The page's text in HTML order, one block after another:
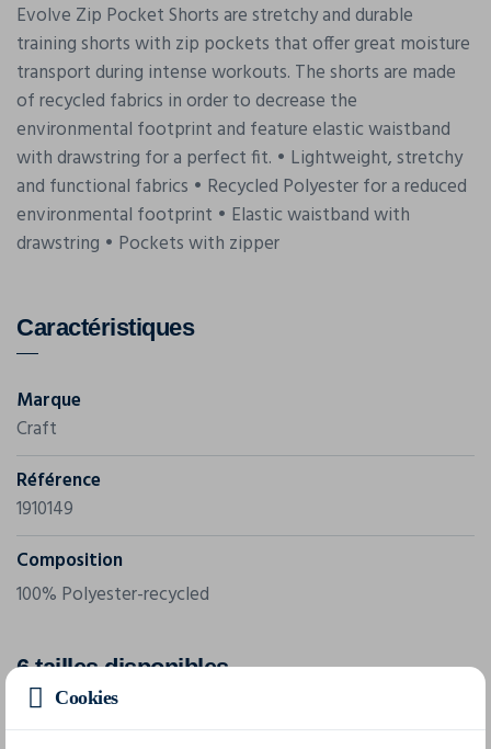
Evolve Zip Pocket Shorts are stretchy and durable
training shorts with zip pockets that offer great moisture
transport during intense workouts. The shorts are made
of recycled fabrics in order to decrease the
environmental footprint and feature elastic waistband
with drawstring for a perfect fit. • Lightweight, stretchy
and functional fabrics • Recycled Polyester for a reduced
environmental footprint • Elastic waistband with
drawstring • Pockets with zipper
Caractéristiques
Marque
Craft
Référence
1910149
Composition
100% Polyester-recycled
6 tailles disponibles
Cookies